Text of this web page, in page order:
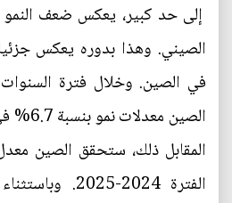
إلى حد كبير، يعكس ضعف النمو
الصيني. وهذا بدوره يعكس
الصين